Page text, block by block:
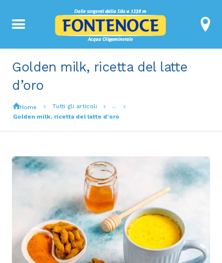
Golden milk, ricetta del latte
d’oro
Home Tutti gli articoli
...
Golden milk, ricetta del latte d’oro